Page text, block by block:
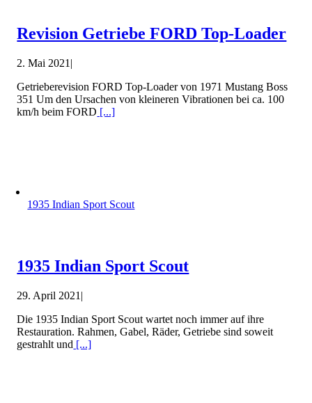
Revision Getriebe FORD Top-Loader
2. Mai 2021 |
Getrieberevision FORD Top-Loader von 1971 Mustang Boss
351 Um den Ursachen von kleineren Vibrationen bei ca. 100
km/h beim FORD [...]
1935 Indian Sport Scout
1935 Indian Sport Scout
29. April 2021 |
Die 1935 Indian Sport Scout wartet noch immer auf ihre
Restauration. Rahmen, Gabel, Räder, Getriebe sind soweit
gestrahlt und [...]